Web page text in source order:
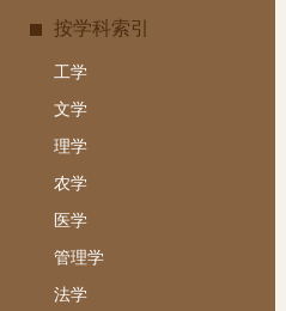
按学科索引
工学
文学
理学
农学
医学
管理学
法学